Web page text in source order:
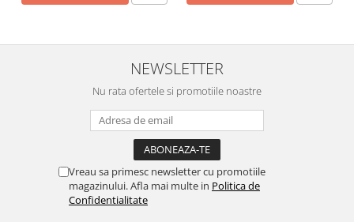
NEWSLETTER
Nu rata ofertele si promotiile noastre
Vreau sa primesc newsletter cu promotiile
magazinului. Afla mai multe in Politica de
Confidentialitate